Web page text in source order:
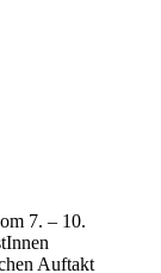
7. – 10.
Auftakt